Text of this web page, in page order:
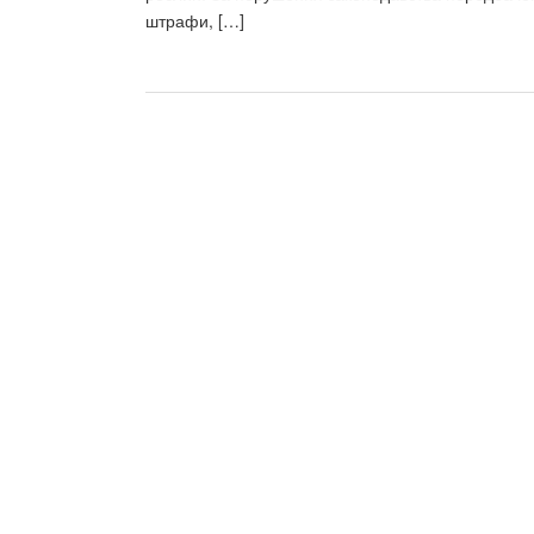
штрафи, […]